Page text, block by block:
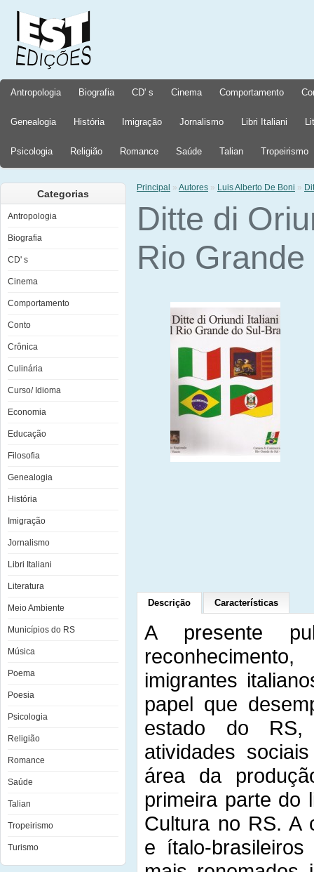
Antropologia Biografia CD' s Cinema Comportamento
Genealogia História Imigração Jornalismo Libri Italiani
Psicologia Religião Romance Saúde Talian Tropeirismo
Categorias
Antropologia
Biografia
CD' s
Cinema
Comportamento
Conto
Crônica
Culinária
Curso/ Idioma
Economia
Educação
Filosofia
Genealogia
História
Imigração
Jornalismo
Libri Italiani
Literatura
Meio Ambiente
Municípios do RS
Música
Poema
Poesia
Psicologia
Religião
Romance
Saúde
Talian
Tropeirismo
Turismo
Principal » Autores » Luis Alberto De Boni »
Ditte di
Rio
Descrição Características
A presente
imigrantes
papel que
estado do
atividades
área da
primeira parte do
Cultura no RS. A
e ítalo-